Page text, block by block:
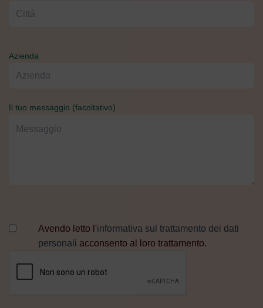
Azienda
Il tuo messaggio (facoltativo)
Avendo letto l'informativa sul trattamento dei dati
personali acconsento al loro trattamento.